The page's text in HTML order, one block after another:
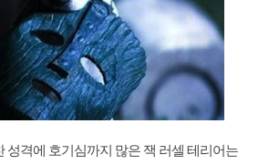
성격에 호기심까지 많은 잭 러셀 테리어는